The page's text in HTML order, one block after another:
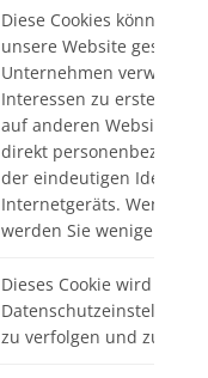
Diese Cookies können
unsere Website gesetzt
Unternehmen
Interessen zu erstellen
auf anderen Websites
direkt
der eindeutigen
Internetgeräts. Wenn
werden Sie weniger
Dieses Cookie wird
zu verfolgen und zu